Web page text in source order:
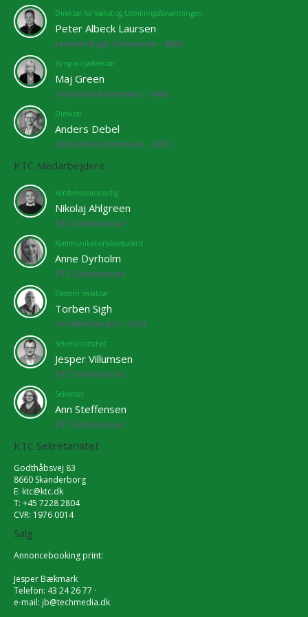
Direktør for Vækst og Udviklingsforvaltningen
Peter Albeck Laursen
Jammerbugt Kommune - 4068
By og miljødirektør
Maj Green
Gladsaxe Kommune - 3460
Direktør
Anders Debel
Holstebro Kommune - 3872
KTC Medarbejdere
Konferenceansvarlig
Nikolaj Ahlgreen
KTC Sekretariat
Kommunikationskonsulent
Anne Dyrholm
KTC Sekretariat
Ekstern redaktør
Torben Sigh
TechMedia A/S - 6769
Sekretariatschef
Jesper Villumsen
KTC Sekretariat
Sekretær
Ann Steffensen
KTC Sekretariat
KTC Sekretariatet
Godthåbsvej 83
8660 Skanderborg
E: ktc@ktc.dk
T: +45 7228 2804
CVR: 1976 0014
Salg
Annoncebooking print:
Jesper Bækmark
Telefon: 43 24 26 77 ·
e-mail: jb@techmedia.dk